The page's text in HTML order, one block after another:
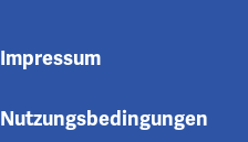
Impressum
Nutzungsbedingungen